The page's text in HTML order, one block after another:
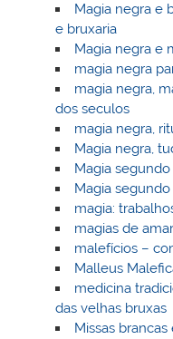
Magia negra e
e bruxaria
Magia negra e
magia negra
magia negra,
dos seculos
magia negra,
Magia negra,
Magia
Magia
magia:
magias de
malefícios –
Malleus
medicina
das velhas bruxas
Missas